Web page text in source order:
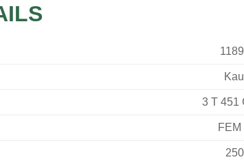
3 T 451
FEM